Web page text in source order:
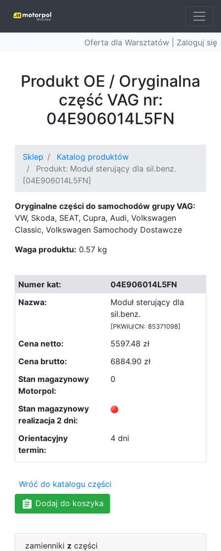
Oferta dla Warsztatów | Zaloguj się
Produkt OE / Oryginalna
część VAG nr:
04E906014L5FN
Sklep
Katalog produktów
Produkt: Moduł sterujący dla sil.benz.
[04E906014L5FN]
Oryginalne części do samochodów grupy VAG:
VW, Skoda, SEAT, Cupra, Audi, Volkswagen
Classic, Volkswagen Samochody Dostawcze
Waga produktu: 0.57 kg
04E906014L5FN
Moduł sterujący dla
sil.benz.
[PKWiU/CN: 85371098]
5597.48 zł
6884.90 zł
0
4 dni
Wróć do katalogu części
Dodaj do koszyka
zamienniki z części